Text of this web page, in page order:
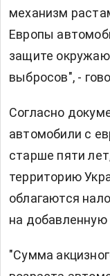
механизм
Европы
защите
выбросов", -
Согласно
автомобили с
старше пяти
территорию
облагаются
на добавленную
"Сумма